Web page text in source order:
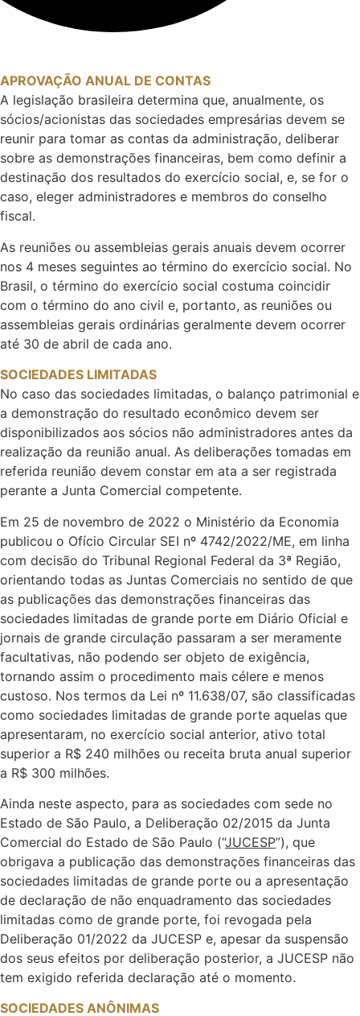
APROVAÇÃO ANUAL DE CONTAS
A legislação brasileira determina que, anualmente, os
sócios/acionistas das sociedades empresárias devem se
reunir para tomar as contas da administração, deliberar
sobre as demonstrações financeiras, bem como definir a
destinação dos resultados do exercício social, e, se for o
caso, eleger administradores e membros do conselho
fiscal.
As reuniões ou assembleias gerais anuais devem ocorrer
nos 4 meses seguintes ao término do exercício social. No
Brasil, o término do exercício social costuma coincidir
com o término do ano civil e, portanto, as reuniões ou
assembleias gerais ordinárias geralmente devem ocorrer
até 30 de abril de cada ano.
SOCIEDADES LIMITADAS
No caso das sociedades limitadas, o balanço patrimonial e
a demonstração do resultado econômico devem ser
disponibilizados aos sócios não administradores antes da
realização da reunião anual. As deliberações tomadas em
referida reunião devem constar em ata a ser registrada
perante a Junta Comercial competente.
Em 25 de novembro de 2022 o Ministério da Economia
publicou o Ofício Circular SEI nº 4742/2022/ME, em linha
com decisão do Tribunal Regional Federal da 3ª Região,
orientando todas as Juntas Comerciais no sentido de que
as publicações das demonstrações financeiras das
sociedades limitadas de grande porte em Diário Oficial e
jornais de grande circulação passaram a ser meramente
facultativas, não podendo ser objeto de exigência,
tornando assim o procedimento mais célere e menos
custoso. Nos termos da Lei nº 11.638/07, são classificadas
como sociedades limitadas de grande porte aquelas que
apresentaram, no exercício social anterior, ativo total
superior a R$ 240 milhões ou receita bruta anual superior
a R$ 300 milhões.
Ainda neste aspecto, para as sociedades com sede no
Estado de São Paulo, a Deliberação 02/2015 da Junta
Comercial do Estado de São Paulo (“JUCESP”), que
obrigava a publicação das demonstrações financeiras das
sociedades limitadas de grande porte ou a apresentação
de declaração de não enquadramento das sociedades
limitadas como de grande porte, foi revogada pela
Deliberação 01/2022 da JUCESP e, apesar da suspensão
dos seus efeitos por deliberação posterior, a JUCESP não
tem exigido referida declaração até o momento.
SOCIEDADES ANÔNIMAS